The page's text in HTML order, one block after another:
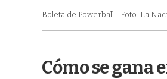
Boleta de Powerball. Foto: La
Cómo se gana